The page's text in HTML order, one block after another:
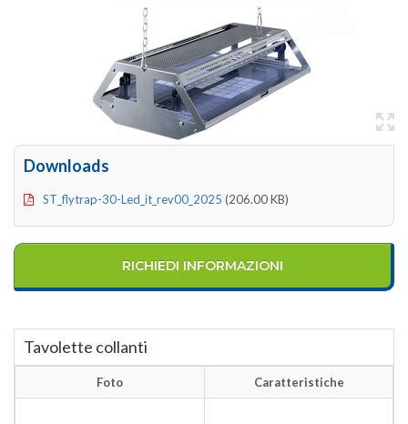
Downloads
ST_flytrap-30-Led_it_rev00_2025 (206.00 KB)
RICHIEDI INFORMAZIONI
Tavolette collanti
Foto Caratteristiche